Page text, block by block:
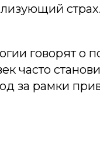
говорят о
часто
за рамки